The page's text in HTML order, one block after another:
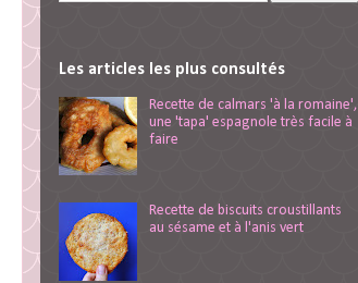
Les articles les plus consultés
Recette de calmars 'à la romaine',
une 'tapa' espagnole très facile à
faire
Recette de biscuits croustillants
au sésame et à l'anis vert